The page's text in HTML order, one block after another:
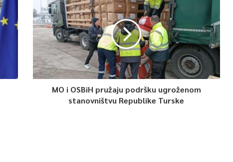
MO i OSBiH pružaju podršku ugroženom
stanovništvu Republike Turske